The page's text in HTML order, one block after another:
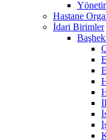
Hastane
İdari Birimler